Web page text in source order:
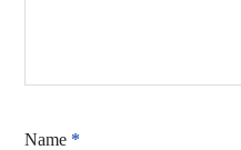
Name *